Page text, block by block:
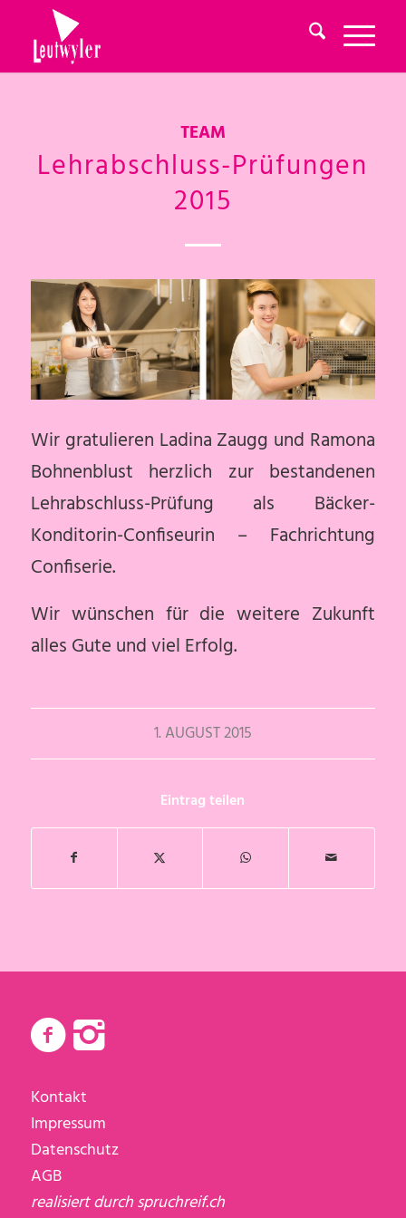
TEAM
Lehrabschluss-Prüfungen
2015
Wir gratulieren Ladina Zaugg und Ramona
Bohnenblust herzlich zur bestandenen
Lehrabschluss-Prüfung als Bäcker-
Konditorin-Confiseurin – Fachrichtung
Confiserie.
Wir wünschen für die weitere Zukunft
alles Gute und viel Erfolg.
1. AUGUST 2015
Eintrag teilen
Kontakt
Impressum
Datenschutz
AGB
realisiert durchspruchreif.ch